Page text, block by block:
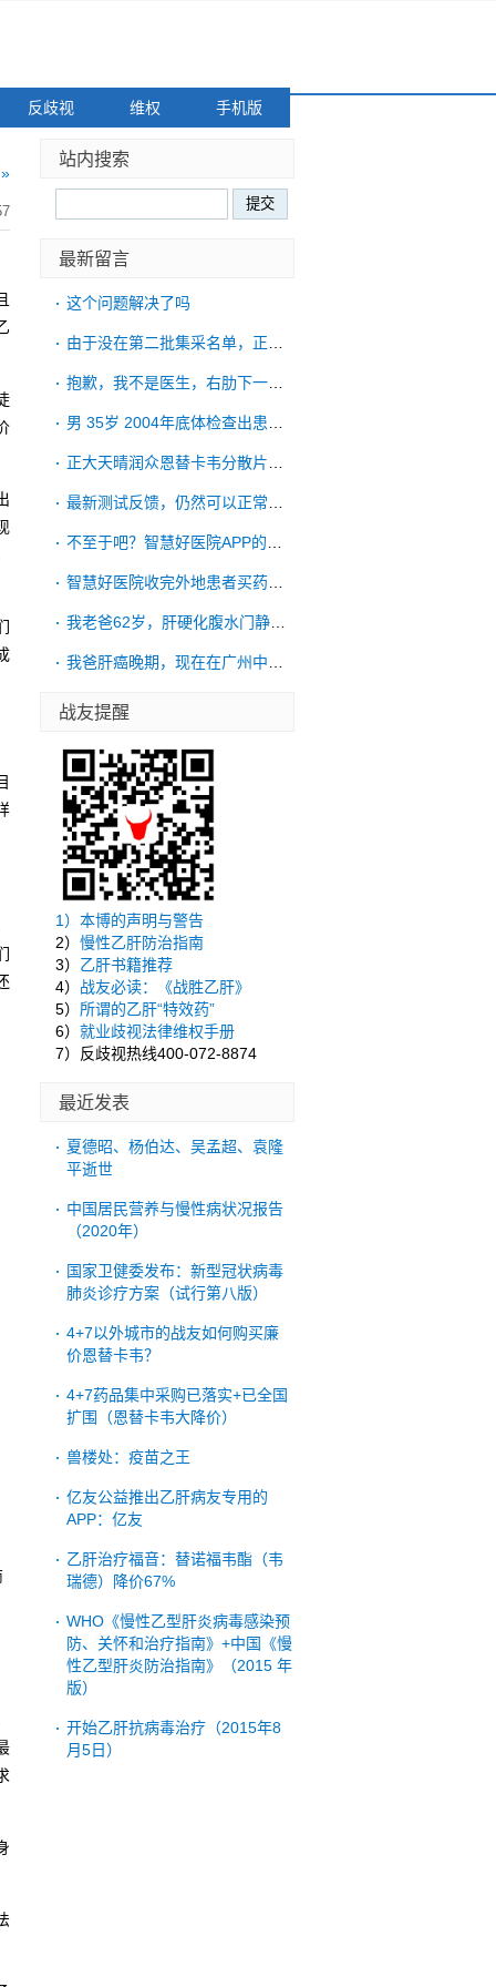
反歧视 维权 手机版
站内搜索
最新留言
这个问题解决了吗
战友提醒
1） 本博的声明与警告
2） 慢性乙肝防治指南
3） 乙肝书籍推荐
4） 战友必读：《战胜乙肝》
5） 所谓的乙肝“特效药”
6） 就业歧视法律维权手册
7）反歧视热线400-072-8874
最近发表
夏德昭、杨伯达、吴孟超、袁隆
平逝世
中国居民营养与慢性病状况报告
（2020年）
国家卫健委发布：新型冠状病毒
肺炎诊疗方案（试行第八版）
4+7以外城市的战友如何购买廉
价恩替卡韦？
4+7药品集中采购已落实+已全国
扩围（恩替卡韦大降价）
兽楼处：疫苗之王
亿友公益推出乙肝病友专用的
APP：亿友
乙肝治疗福音：替诺福韦酯（韦
瑞德）降价67%
WHO《慢性乙型肝炎病毒感染预
防、关怀和治疗指南》+中国《慢
性乙型肝炎防治指南》（2015 年
版）
开始乙肝抗病毒治疗（2015年8
月5日）